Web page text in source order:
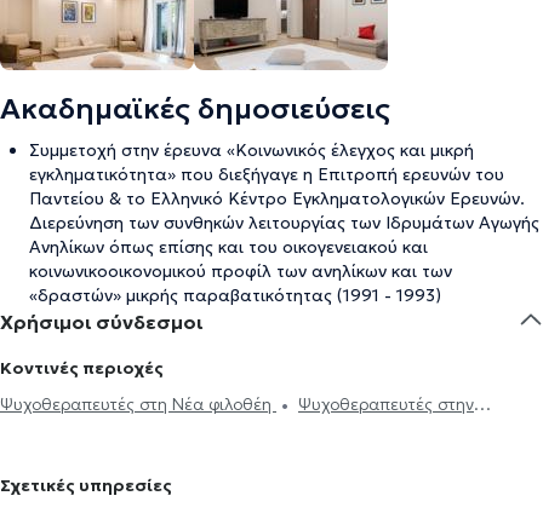
Ακαδημαϊκές δημοσιεύσεις
Συμμετοχή στην έρευνα «Κοινωνικός έλεγχος και μικρή
εγκληματικότητα» που διεξήγαγε η Επιτροπή ερευνών του
Παντείου & το Ελληνικό Κέντρο Εγκληματολογικών Ερευνών.
Διερεύνηση των συνθηκών λειτουργίας των Ιδρυμάτων Αγωγής
Ανηλίκων όπως επίσης και του οικογενειακού και
κοινωνικοοικονομικού προφίλ των ανηλίκων και των
«δραστών» μικρής παραβατικότητας (1991 - 1993)
Χρήσιμοι σύνδεσμοι
Κοντινές περιοχές
Ψυχοθεραπευτές στη Νέα φιλοθέη
Ψυχοθεραπευτές στην
Χολαργό
Ψυχοθεραπευτές στα Ιλίσια
Σχετικές υπηρεσίες